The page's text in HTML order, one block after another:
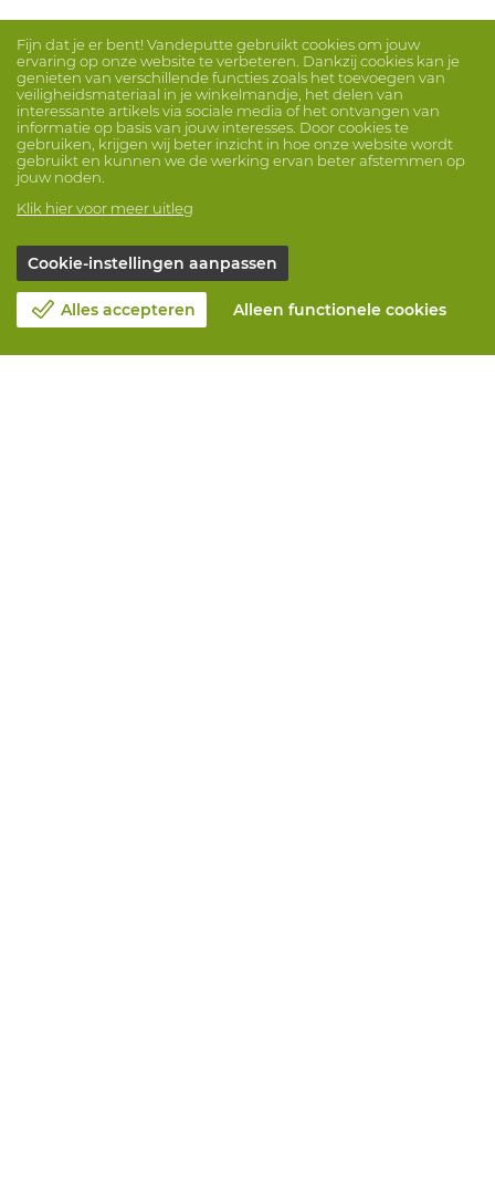
Fijn dat je er bent! Vandeputte gebruikt cookies om jouw
ervaring op onze website te verbeteren. Dankzij cookies kan je
genieten van verschillende functies zoals het toevoegen van
veiligheidsmateriaal in je winkelmandje, het delen van
interessante artikels via sociale media of het ontvangen van
informatie op basis van jouw interesses. Door cookies te
gebruiken, krijgen wij beter inzicht in hoe onze website wordt
gebruikt en kunnen we de werking ervan beter afstemmen op
jouw noden.
Klik hier voor meer uitleg
Cookie-instellingen aanpassen
Alles accepteren Alleen functionele cookies